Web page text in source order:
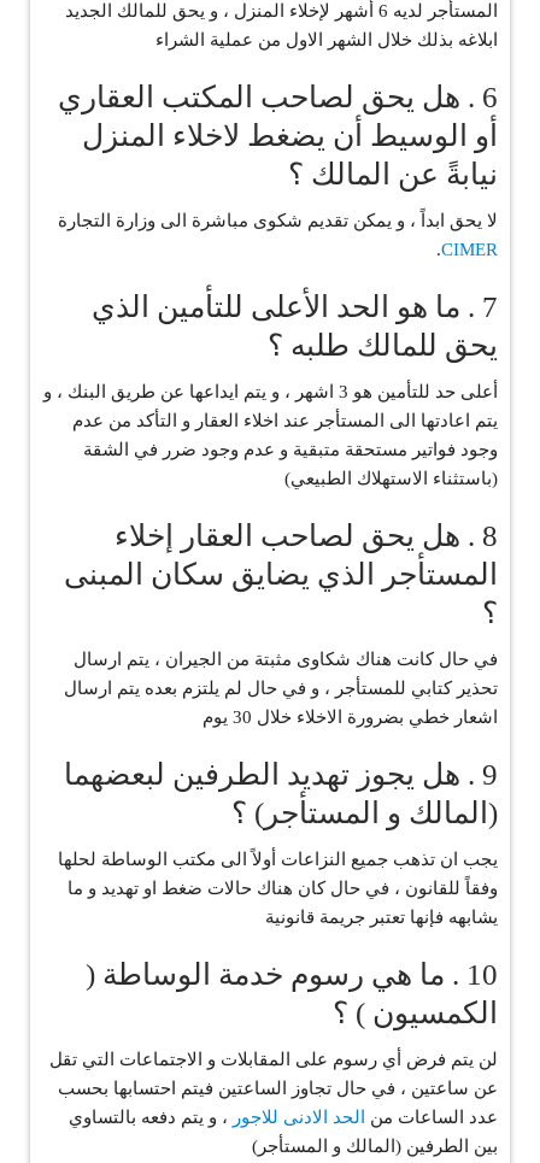
المستأجر لديه 6 أشهر لإخلاء المنزل ، و يحق للمالك الجديد
ابلاغه بذلك خلال الشهر الاول من عملية الشراء
6 . هل يحق لصاحب المكتب العقاري
أو الوسيط أن يضغط لاخلاء المنزل
نيابةً عن المالك ؟
‏لا يحق ابداً ، و يمكن تقديم شكوى مباشرة الى وزارة التجارة
CIMER
.
7 . ما هو الحد الأعلى للتأمين الذي
يحق للمالك طلبه ؟
‏أعلى حد للتأمين هو 3 اشهر ، و يتم ايداعها عن طريق البنك ، و
يتم اعادتها الى المستأجر عند اخلاء العقار و التأكد من عدم
وجود فواتير مستحقة متبقية و عدم وجود ضرر في الشقة
(باستثناء الاستهلاك الطبيعي)
8 . هل يحق لصاحب العقار إخلاء
المستأجر الذي يضايق سكان المبنى
؟
‏في حال كانت هناك شكاوى مثبتة من الجيران ، يتم ارسال
تحذير كتابي للمستأجر ، و في حال لم يلتزم بعده يتم ارسال
اشعار خطي بضرورة الاخلاء خلال 30 يوم
9 . هل يجوز تهديد الطرفين لبعضهما
(المالك و المستأجر) ؟
‏يجب ان تذهب جميع النزاعات أولاً الى مكتب الوساطة لحلها
وفقاً للقانون ، في حال كان هناك حالات ضغط او تهديد و ما
يشابهه فإنها تعتبر جريمة قانونية
10 . ما هي رسوم خدمة الوساطة (
الكمسيون ) ؟
‏لن يتم فرض أي رسوم على المقابلات و الاجتماعات التي تقل
عن ساعتين ، في حال تجاوز الساعتين فيتم احتسابها بحسب
عدد الساعات من
الحد الادنى للاجور ، و يتم دفعه بالتساوي
بين الطرفين (المالك و المستأجر)